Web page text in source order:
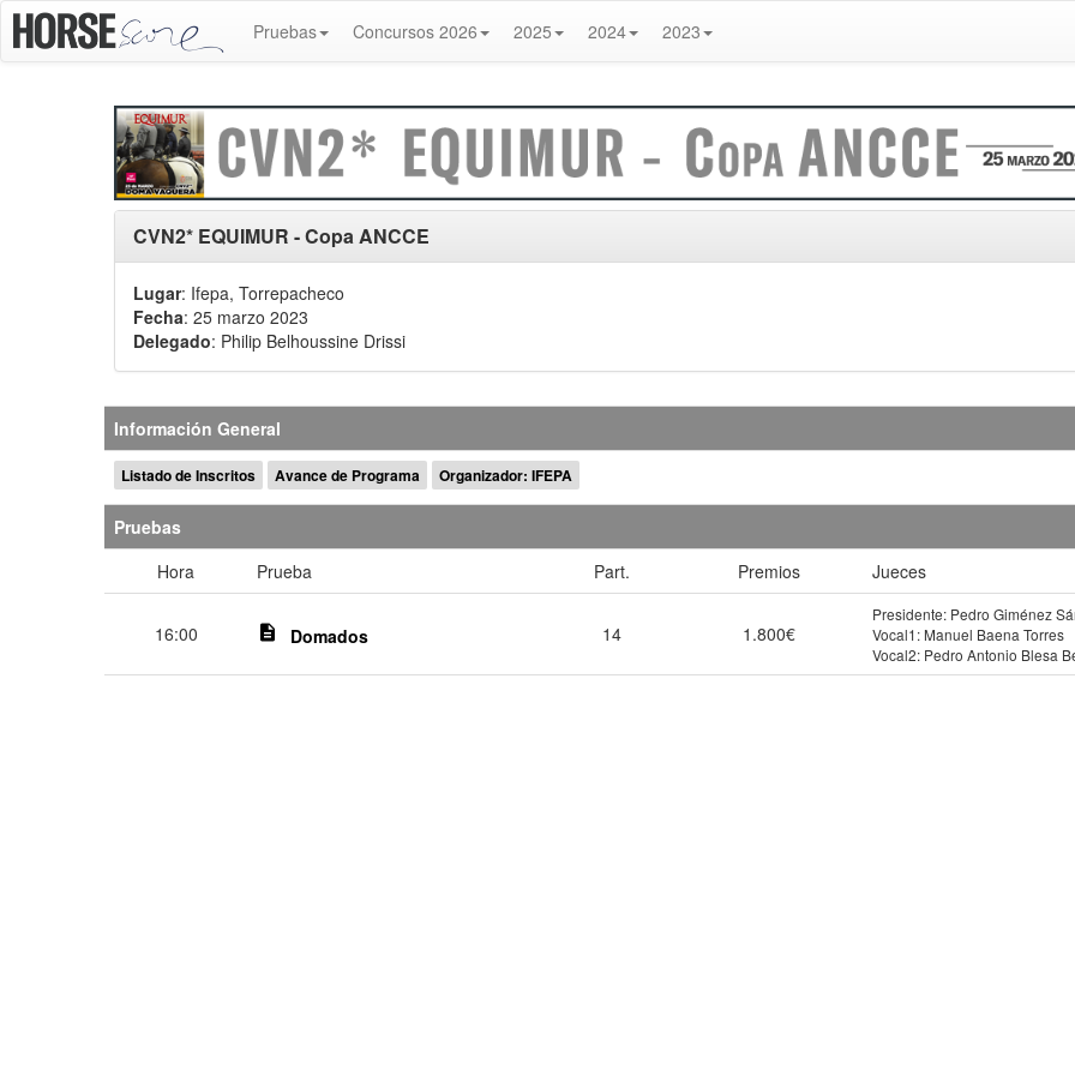
Pruebas Concursos 2026 2025 2024 2023
CVN2* EQUIMUR - Copa ANCCE
Lugar: Ifepa, Torrepacheco
Fecha: 25 marzo 2023
Delegado: Philip Belhoussine Drissi
Información General
Listado de Inscritos Avance de Programa Organizador: IFEPA
Pruebas
Hora Prueba Part. Premios Jueces
16:00 description Domados 14 1.800€
Presidente: Pedro Giménez
Vocal1: Manuel Baena Torres
Vocal2: Pedro Antonio Blesa